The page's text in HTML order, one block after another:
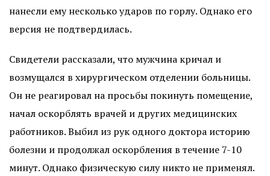
нанесли ему несколько ударов по горлу. Однако его
версия не подтвердилась.
Свидетели рассказали, что мужчина кричал и
возмущался в хирургическом отделении больницы.
Он не реагировал на просьбы покинуть помещение,
начал оскорблять врачей и других медицинских
работников. Выбил из рук одного доктора историю
болезни и продолжал оскорбления в течение 7-10
минут. Однако физическую силу никто не применял.